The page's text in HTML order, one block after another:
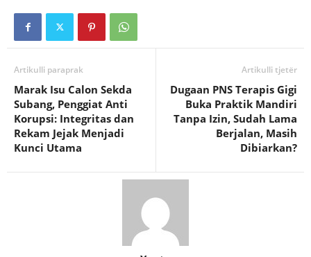
Artikulli paraprak
Marak Isu Calon Sekda
Subang, Penggiat Anti
Korupsi: Integritas dan
Rekam Jejak Menjadi
Kunci Utama
Artikulli tjetër
Dugaan PNS Terapis Gigi
Buka Praktik Mandiri
Tanpa Izin, Sudah Lama
Berjalan, Masih
Dibiarkan?